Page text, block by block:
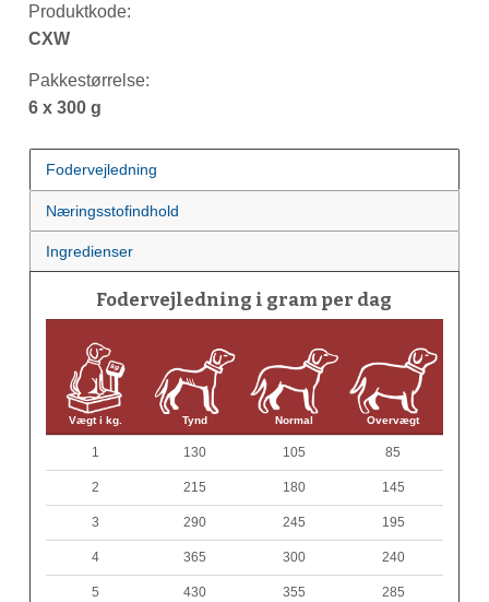
Produktkode:
CXW
Pakkestørrelse:
6 x 300 g
Fodervejledning
Næringsstofindhold
Ingredienser
Fodervejledning i gram per dag
Vægt i kg. Tynd Normal Overvægt
1 130 105 85
2 215 180 145
3 290 245 195
4 365 300 240
5 430 355 285